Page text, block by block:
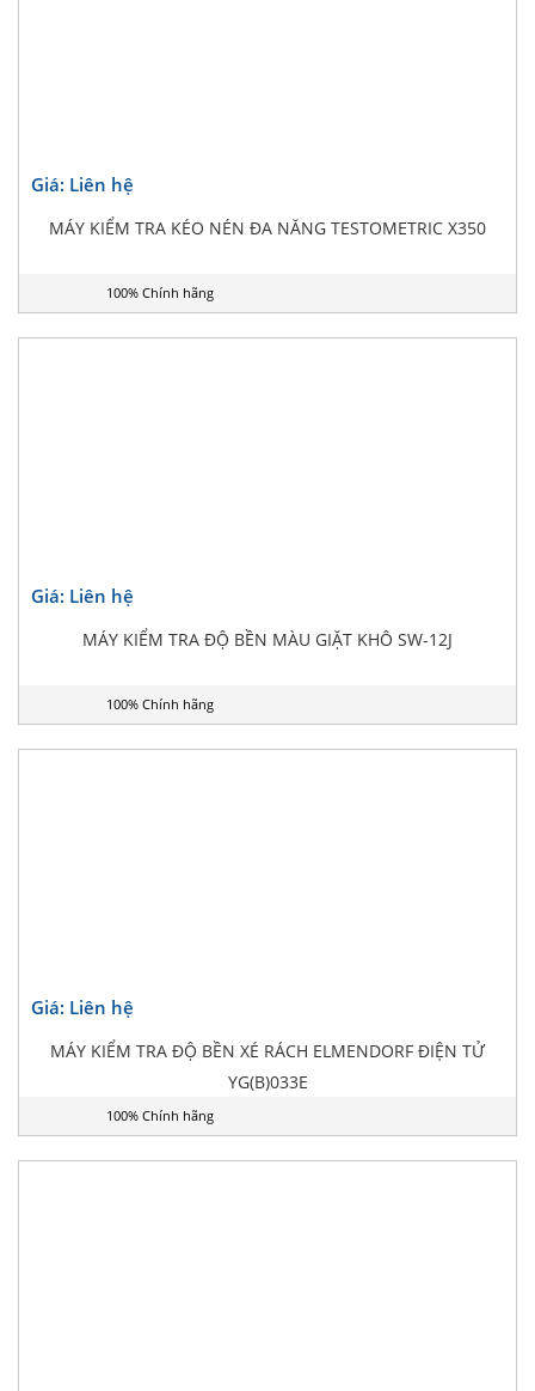
Giá: Liên hệ
MÁY KIỂM TRA KÉO NÉN ĐA NĂNG TESTOMETRIC X350
100% Chính hãng
Giá: Liên hệ
MÁY KIỂM TRA ĐỘ BỀN MÀU GIẶT KHÔ SW-12J
100% Chính hãng
Giá: Liên hệ
MÁY KIỂM TRA ĐỘ BỀN XÉ RÁCH ELMENDORF ĐIỆN TỬ
YG(B)033E
100% Chính hãng